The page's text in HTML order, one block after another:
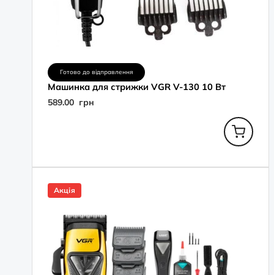
Готово до відправлення
Машинка для стрижки VGR V-130 10 Вт
589.00 грн
Акція
ціна:
3,829.00
ціна:
2,949.00